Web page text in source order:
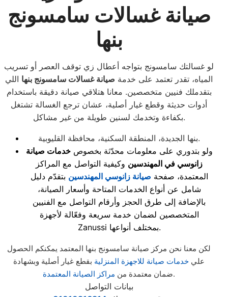
صيانة غسالات سامسونج
بنها
لو غسالتك سامسونج بتواجه أعطال زي توقف العصر أو تسريب
المياه، تقدر تعتمد على خدمة صيانة غسالات سامسونج بنها اللي
بتقدملك فنيين متخصصين. معانا هتلاقي صيانة دقيقة باستخدام
أدوات حديثة وقطع غيار أصلية، عشان ترجع الغسالة تشتغل
بكفاءة وتخدمك لسنين طويلة من غير مشاكل.
بنها الجديدة، المنطقة السكنية، محافظة القليوبية.
ولو بتدوري على معلومات محدّثة بخصوصخدمات صيانة
زانوسي في المهندسين وكيفية التواصل مع المراكز
المعتمدة، صفحة صيانة زانوسي المهندسين بتقدّم دليل
شامل عن أنواع الخدمات المتاحة وأسعار الصيانة،
بالإضافة إلى طرق الحجز وأرقام التواصل مع الفنيين
المتخصصين لضمان خدمة سريعة وفعّالة لأجهزة
Zanussi بمختلف أنواعها.
لكن معنا نحن مركز صيانة سامسونج بنها المعتمد يمكنكم الحصول
علي خدمات صيانة للاجهزة المنزلية بقطع غيار أصلية وبشهادة
ضمان معتمدة من مراكز الصيانة المعتمدة .
بيانات التواصل